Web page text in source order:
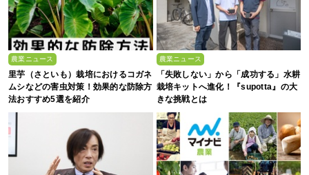
農業ニュース
里芋（さといも）栽培におけるコガネ
ムシなどの害虫対策！効果的な防除方
法おすすめ5選を紹介
農業ニュース
「失敗しない」から「成功する」水耕
栽培キットへ進化！『supotta』の大
きな挑戦とは